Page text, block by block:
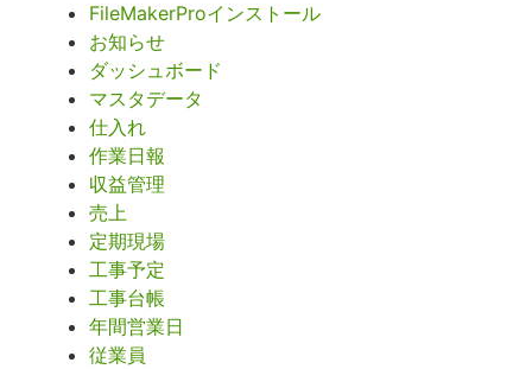
FileMakerProインストール
お知らせ
ダッシュボード
マスタデータ
仕入れ
作業日報
収益管理
売上
定期現場
工事予定
工事台帳
年間営業日
従業員